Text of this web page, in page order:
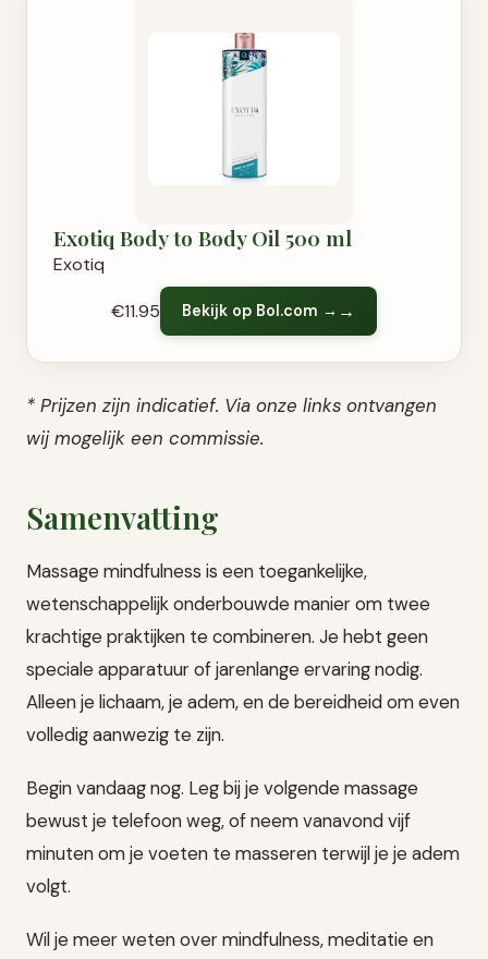
Exotiq Body to Body Oil 500 ml
Exotiq
€11.95 Bekijk op Bol.com →
* Prijzen zijn indicatief. Via onze links ontvangen
wij mogelijk een commissie.
Samenvatting
Massage mindfulness is een toegankelijke,
wetenschappelijk onderbouwde manier om twee
krachtige praktijken te combineren. Je hebt geen
speciale apparatuur of jarenlange ervaring nodig.
Alleen je lichaam, je adem, en de bereidheid om even
volledig aanwezig te zijn.
Begin vandaag nog. Leg bij je volgende massage
bewust je telefoon weg, of neem vanavond vijf
minuten om je voeten te masseren terwijl je je adem
volgt.
Wil je meer weten over mindfulness, meditatie en